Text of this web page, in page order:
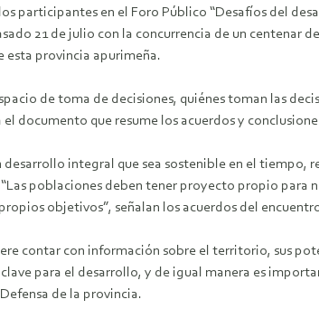
participantes en el Foro Público “Desafíos del
21 de julio con la concurrencia de un centenar
esta provincia apurimeña.
de toma de decisiones, quiénes toman las
documento que resume los acuerdos y
integral que sea sostenible en el tiempo,
poblaciones deben tener proyecto propio para
objetivos”, señalan los acuerdos del
contar con información sobre el territorio, sus
para el desarrollo, y de igual manera es
de la provincia.